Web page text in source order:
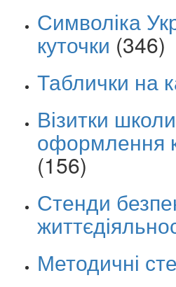
Символіка
куточки (346)
Таблички на
Візитки школи
оформлення
(156)
Стенди
Методичні